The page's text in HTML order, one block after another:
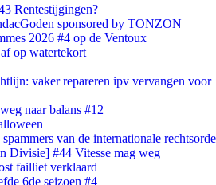
Rentestijgingen?
sponsored by TONZON
2026 #4 op de Ventoux
op watertekort
vaker repareren ipv vervangen voor
naar balans #12
van de internationale rechtsorde
Divisie] #44 Vitesse mag weg
failliet verklaard
6de seizoen #4